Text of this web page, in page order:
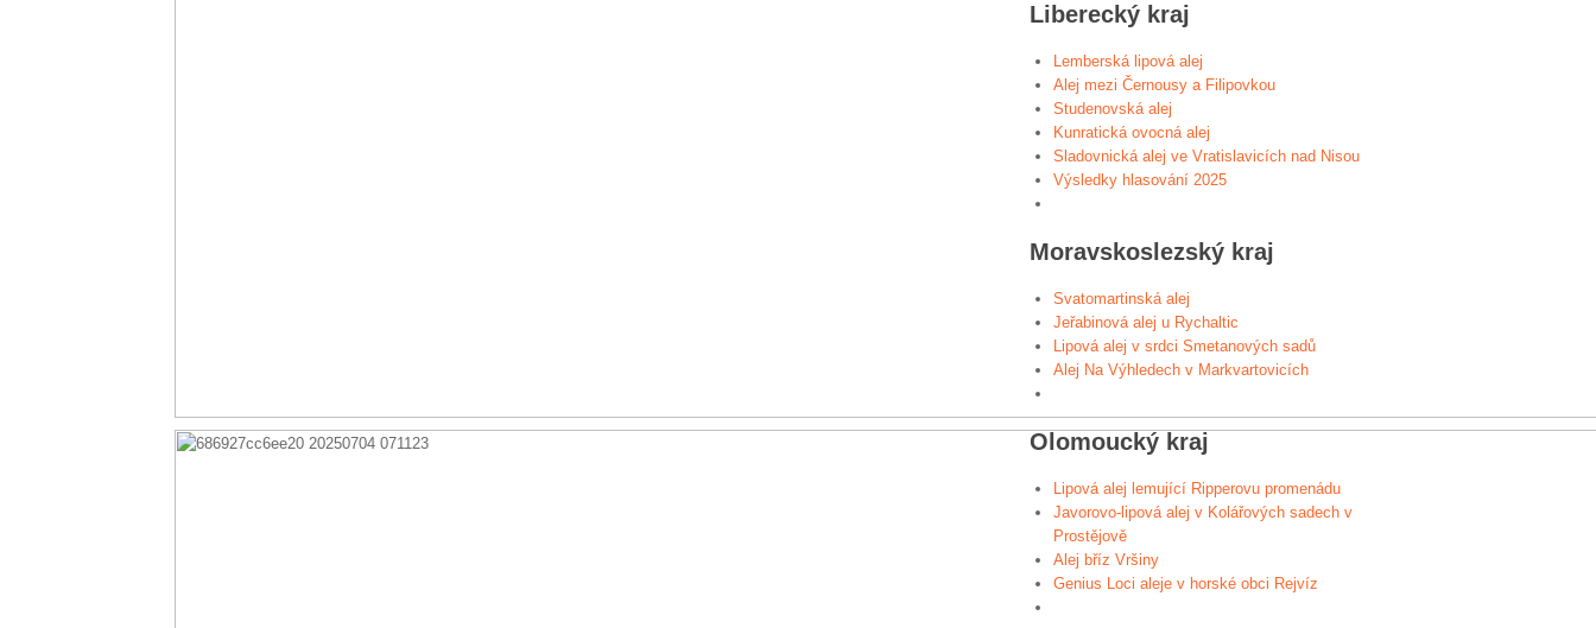
Liberecký kraj
Lemberská lipová alej
Alej mezi Černousy a Filipovkou
Studenovská alej
Kunratická ovocná alej
Sladovnická alej ve Vratislavicích nad Nisou
Výsledky hlasování 2025
Moravskoslezský kraj
Svatomartinská alej
Jeřabinová alej u Rychaltic
Lipová alej v srdci Smetanových sadů
Alej Na Výhledech v Markvartovicích
Olomoucký kraj
Lipová alej lemující Ripperovu promenádu
Javorovo-lipová alej v Kolářových sadech v
Prostějově
Alej bříz Vršiny
Genius Loci aleje v horské obci Rejvíz